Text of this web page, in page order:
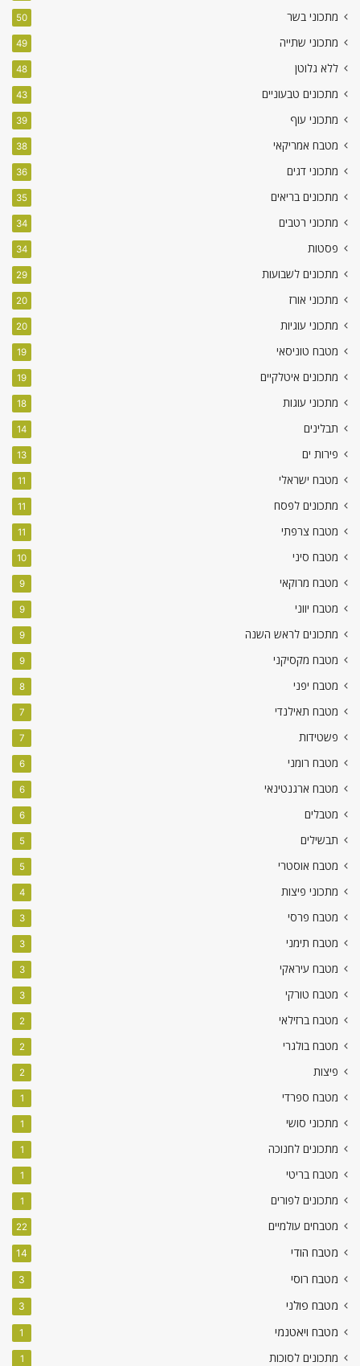
מתכוני בשר 50
מתכוני שתייה 49
ללא גלוטן 48
מתכונים טבעוניים 43
מתכוני עוף 39
מטבח אמריקאי 38
מתכוני דגים 36
מתכונים בריאים 35
מתכוני רטבים 34
פסטות 34
מתכונים לשבועות 29
מתכוני אורז 20
מתכוני עוגיות 20
מטבח טוניסאי 19
מתכונים איטלקיים 19
מתכוני עוגות 18
תבלינים 14
פירות ים 13
מטבח ישראלי 11
מתכונים לפסח 11
מטבח צרפתי 11
מטבח סיני 10
מטבח מרוקאי 9
מטבח יווני 9
מתכונים לראש השנה 9
מטבח מקסיקני 9
מטבח יפני 8
מטבח תאילנדי 7
פשטידות 7
מטבח רומני 6
מטבח ארגנטינאי 6
מטבלים 6
תבשילים 5
מטבח אוסטרי 5
מתכוני פיצות 4
מטבח פרסי 3
מטבח תימני 3
מטבח עיראקי 3
מטבח טורקי 3
מטבח ברזילאי 2
מטבח בולגרי 2
פיצות 2
מטבח ספרדי 1
מתכוני סושי 1
מתכונים לחנוכה 1
מטבח בריטי 1
מתכונים לפורים 1
מטבחים עולמיים 22
מטבח הודי 14
מטבח רוסי 3
מטבח פולני 3
מטבח ויאטנמי 1
מתכונים לסוכות 1